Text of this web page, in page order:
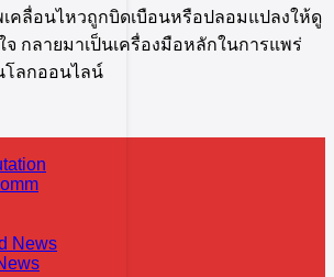
News
คลื่อนไหวถูกบิดเบือนหรือปลอมแปลงให้ดู
จ กลายมาเป็นเครื่องมือหลักในการแพร่
โลกออนไลน์